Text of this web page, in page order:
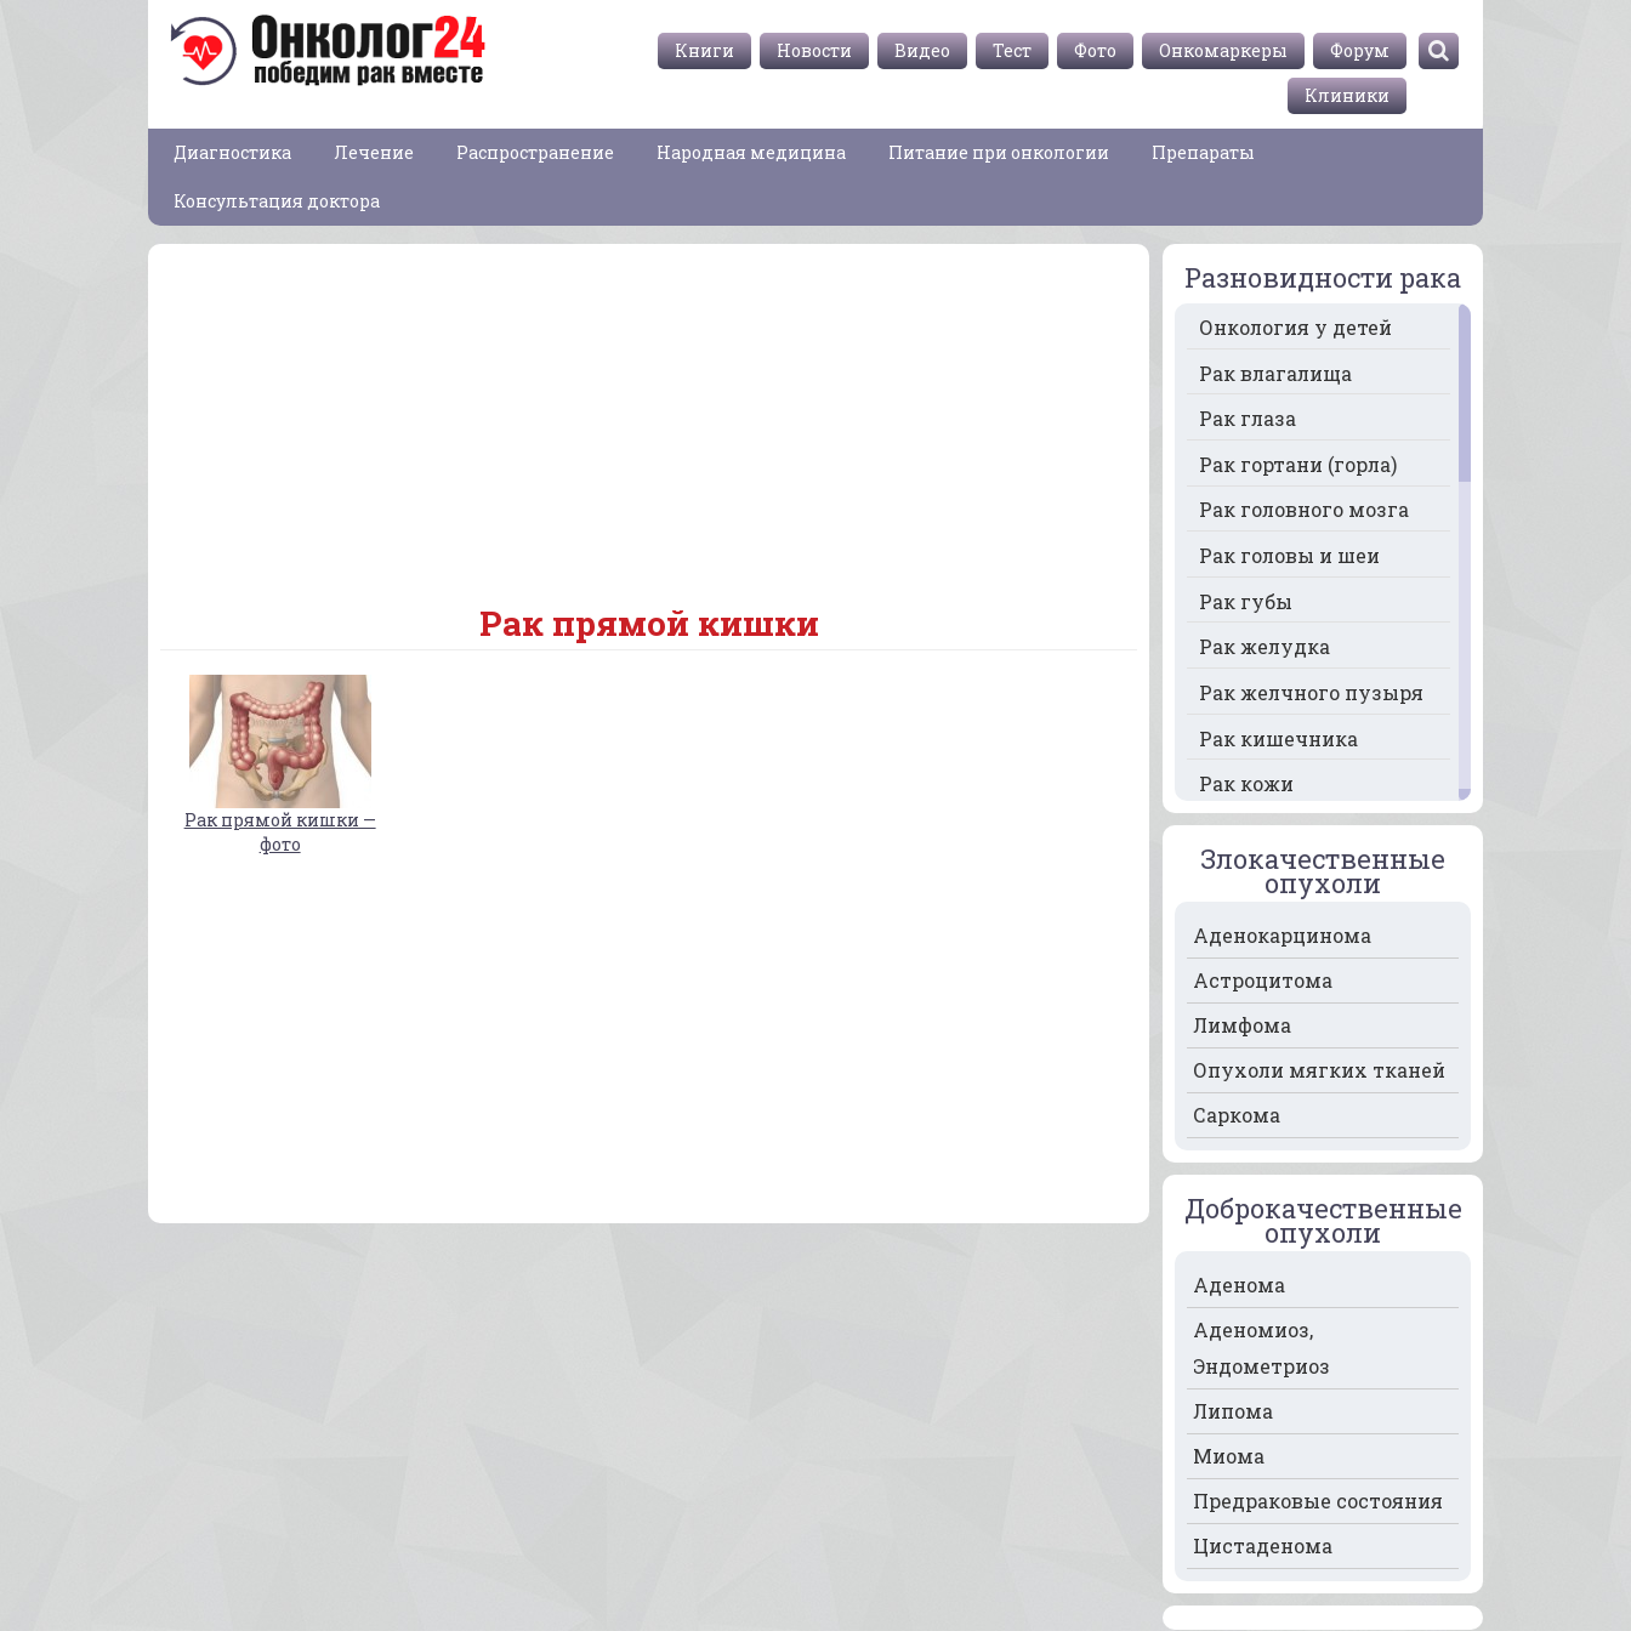
Форум
Онкомаркеры
Фото
Тест
Видео
Новости
Книги
Клиники
Диагностика Лечение Распространение Народная медицина Питание при онкологии Препараты
Консультация доктора
Рак прямой кишки
Рак прямой кишки —
фото
Разновидности рака
Онкология у детей
Рак влагалища
Рак глаза
Рак гортани (горла)
Рак головного мозга
Рак головы и шеи
Рак губы
Рак желудка
Рак желчного пузыря
Рак кишечника
Рак кожи
Рак кости
Рак крови
Рак лимфоузлов
Рак молочной железы
Рак мочевого пузыря
Рак носа
Рак пищевода
Рак поджелудочной
железы
Рак предстательной
железы
Рак почек
Рак селезёнки
Рак сердца
Рак спинного мозга
Рак челюсти
Злокачественные
опухоли
Аденокарцинома
Астроцитома
Лимфома
Опухоли мягких тканей
Саркома
Доброкачественные
опухоли
Аденома
Аденомиоз,
Эндометриоз
Липома
Миома
Предраковые состояния
Цистаденома